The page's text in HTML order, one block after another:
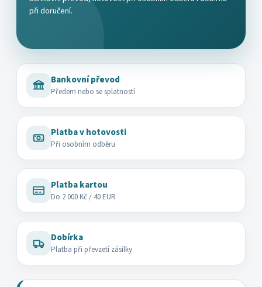
při doručení.
Bankovní převod
Předem nebo se splatností
Platba v hotovosti
Při osobním odběru
Platba kartou
Do 2 000 Kč / 40 EUR
Dobírka
Platba při převzetí zásilky